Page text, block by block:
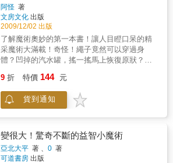
法。在一種情況下，物體看上去是浮在空中，
在另一種情況下，物體看上去是被一些類似磁
力的吸引力所懸浮。有人提議將這個效果擴展
到包含所有自然規律的效果。但是透過分析這
種情況，經過分析，我認為這樣太廣泛了，就
像將全部的魔術保留劇目放到這個效果下一
充滿原創滋味、激發創意的視覺系藏書，你也
可以看圖，說自己的故事！全繪本全彩呈現，
搭配詩意逗趣的文字，在動物的世界裡，充滿
更寬廣的夢境，更新奇的發想。藝術家諾克要
用更溫暖的創意顛覆我們的想像世界！
阿怪 著
文房文化 出版
2009/12/02 出版
了解魔術奧妙的第一本書！讓人目瞪口呆的精
采魔術大滿載！奇怪！繩子竟然可以穿過身
體？凹掉的汽水罐，搖一搖馬上恢復原狀？什
★31種魔術道具與表演完全圖解教學，一看就
會！★18個魔術小百科，了解魔術好玩的奧
祕！★4種基本練習，讓你的表演功力大晉級！
9 折 特價 144 元
貨到通知
變很大！驚奇不斷的益智小魔術
亞北大平 著 、0 著
可道書房 出版